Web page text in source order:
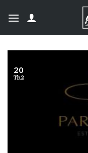
20
Th2